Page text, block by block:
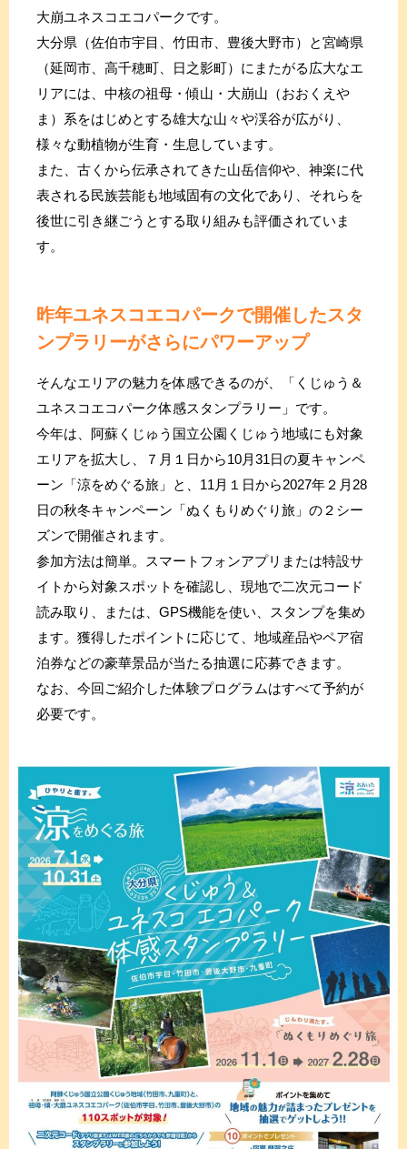
大崩ユネスコエコパークです。
大分県（佐伯市宇目、竹田市、豊後大野市）と宮崎県
（延岡市、高千穂町、日之影町）にまたがる広大なエ
リアには、中核の祖母・傾山・大崩山（おおくえや
ま）系をはじめとする雄大な山々や渓谷が広がり、
様々な動植物が生育・生息しています。
また、古くから伝承されてきた山岳信仰や、神楽に代
表される民族芸能も地域固有の文化であり、それらを
後世に引き継ごうとする取り組みも評価されていま
す。
昨年ユネスコエコパークで開催したスタ
ンプラリーがさらにパワーアップ
そんなエリアの魅力を体感できるのが、「くじゅう＆
ユネスコエコパーク体感スタンプラリー」です。
今年は、阿蘇くじゅう国立公園くじゅう地域にも対象
エリアを拡大し、７月１日から10月31日の夏キャンペ
ーン「涼をめぐる旅」と、11月１日から2027年２月28
日の秋冬キャンペーン「ぬくもりめぐり旅」の２シー
ズンで開催されます。
参加方法は簡単。スマートフォンアプリまたは特設サ
イトから対象スポットを確認し、現地で二次元コード
読み取り、または、GPS機能を使い、スタンプを集め
ます。獲得したポイントに応じて、地域産品やペア宿
泊券などの豪華景品が当たる抽選に応募できます。
なお、今回ご紹介した体験プログラムはすべて予約が
必要です。